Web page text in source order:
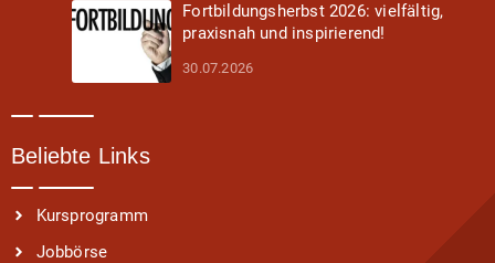
Fortbildungsherbst 2026: vielfältig,
praxisnah und inspirierend!
30.07.2026
Beliebte Links
Kursprogramm
Jobbörse